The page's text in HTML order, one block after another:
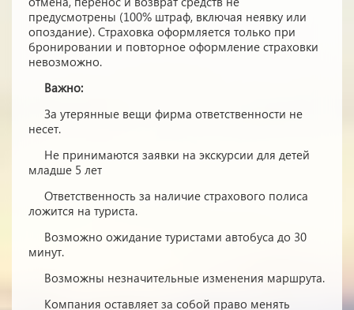
предусмотрены (100% штраф, включая неявку или
опоздание). Страховка оформляется только при
бронировании и повторное оформление страховки
невозможно.
Важно:
За утерянные вещи фирма ответственности не
несет.
Не принимаются заявки на экскурсии для детей
младше 5 лет
Ответственность за наличие страхового полиса
ложится на туриста.
Возможно ожидание туристами автобуса до 30
минут.
Возможны незначительные изменения маршрута.
Компания оставляет за собой право менять